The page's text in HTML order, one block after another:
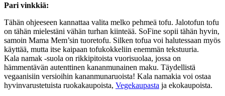
Pari vinkkiä:
Tähän ohjeeseen kannattaa valita melko pehmeä tofu. Jalotofun tofu
on tähän mielestäni vähän turhan kiinteää. SoFine sopii tähän hyvin,
samoin Mama Mem’sin tuoretofu. Silken tofua voi halutessaan myös
käyttää, mutta itse kaipaan tofukokkeliin enemmän tekstuuria.
Kala namak -suola on rikkipitoista vuorisuolaa, jossa on
hämmentävän autenttinen kananmunainen maku. Täydellistä
vegaanisiin versioihin kananmunaruoista! Kala namakia voi ostaa
hyvinvarustetuista ruokakaupoista, Vegekaupasta ja ekokaupoista.